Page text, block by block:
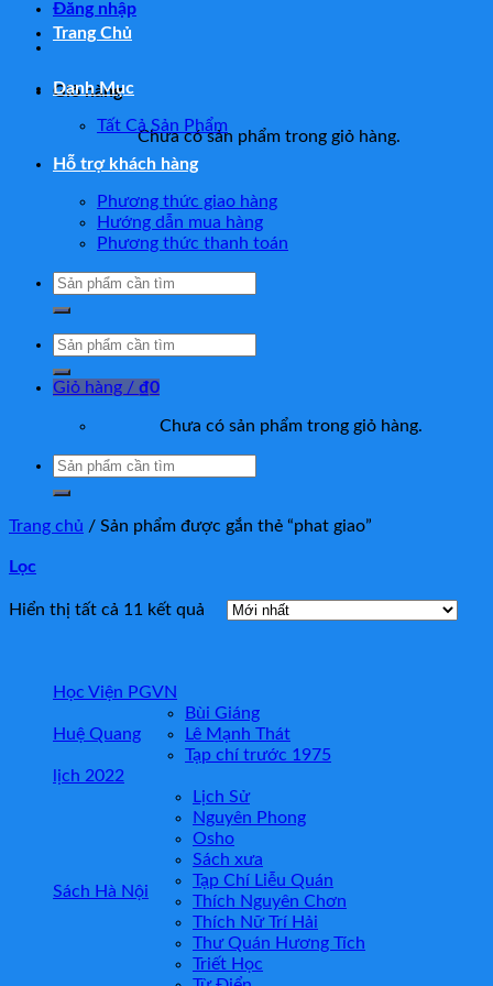
Đăng nhập
Giỏ hàng
Chưa có sản phẩm trong giỏ hàng.
Trang Chủ
Danh Mục
Tất Cả Sản Phẩm
Hỗ trợ khách hàng
Phương thức giao hàng
Hướng dẫn mua hàng
Phương thức thanh toán
Tìm
Tìm
Giỏ hàng / ₫0
Chưa có sản phẩm trong giỏ hàng.
Tìm
Trang chủ / Sản phẩm được gắn thẻ “phat giao”
Lọc
Hiển thị tất cả 11 kết quả
Học Viện PGVN
Huệ Quang
Bùi Giáng
Lê Mạnh Thát
Tạp chí trước 1975
lịch 2022
Sách Hà Nội
Lịch Sử
Nguyên Phong
Osho
Sách xưa
Tạp Chí Liễu Quán
Thích Nguyên Chơn
Thích Nữ Trí Hải
Thư Quán Hương Tích
Triết Học